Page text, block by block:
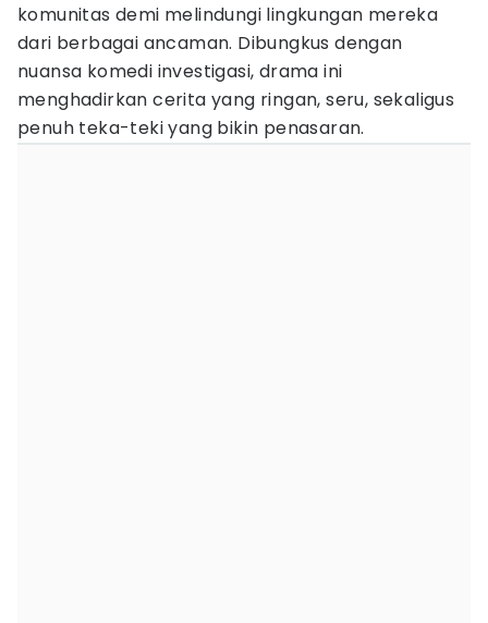
komunitas demi melindungi lingkungan mereka
dari berbagai ancaman. Dibungkus dengan
nuansa komedi investigasi, drama ini
menghadirkan cerita yang ringan, seru, sekaligus
penuh teka-teki yang bikin penasaran.